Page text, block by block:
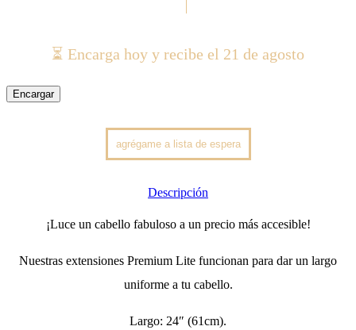
⏳ Encarga hoy y recibe el 21 de agosto
Encargar
Descripción
¡Luce un cabello fabuloso a un precio más accesible!
Nuestras extensiones Premium Lite funcionan para dar un largo
uniforme a tu cabello.
Largo: 24″ (61cm).